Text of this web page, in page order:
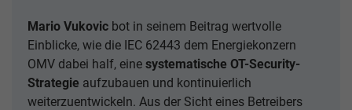
Mario Vukovic bot in seinem Beitrag wertvolle
Einblicke, wie die IEC 62443 dem Energiekonzern
OMV dabei half, eine systematische OT-Security-
Strategie aufzubauen und kontinuierlich
weiterzuentwickeln. Aus der Sicht eines Betreibers